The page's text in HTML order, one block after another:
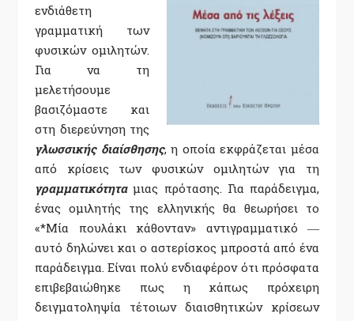
ενδιάθετη
γραμματική των
φυσικών ομιλητών.
Για να τη
μελετήσουμε
βασιζόμαστε και
στη διερεύνηση της
γλωσσικής διαίσθησης, η οποία εκφράζεται μέσα
από κρίσεις των φυσικών ομιλητών για τη
γραμματικότηταμιας πρότασης. Για παράδειγμα,
ένας ομιλητής της ελληνικής θα θεωρήσει το
«*Μία πουλάκι κάθονταν» αντιγραμματικό ―
αυτό δηλώνει και ο αστερίσκος μπροστά από ένα
παράδειγμα. Είναι πολύ ενδιαφέρον ότι πρόσφατα
επιβεβαιώθηκε πως η κάπως πρόχειρη
δειγματοληψία τέτοιων διαισθητικών κρίσεων